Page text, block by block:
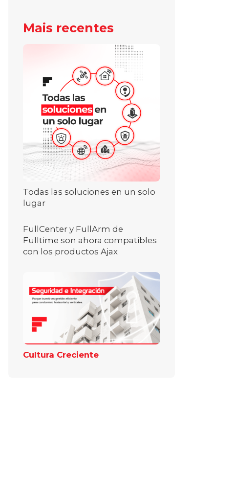
Mais recentes
Todas las soluciones en un solo
lugar
FullCenter y FullArm de
Fulltime son ahora compatibles
con los productos Ajax
Cultura Creciente